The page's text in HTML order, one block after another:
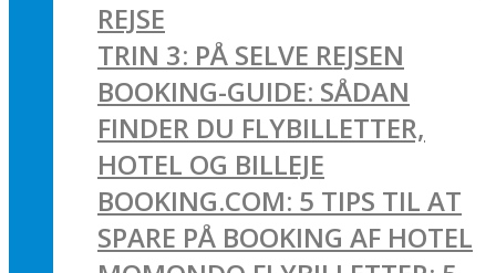
REJSE
TRIN 3: PÅ SELVE REJSEN
BOOKING-GUIDE: SÅDAN
FINDER DU FLYBILLETTER,
HOTEL OG BILLEJE
BOOKING.COM: 5 TIPS TIL AT
SPARE PÅ BOOKING AF HOTEL